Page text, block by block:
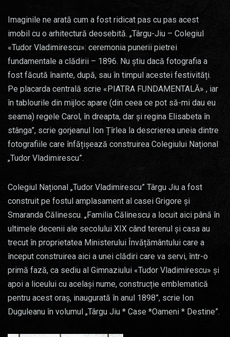
Imaginile ne arată cum a fost ridicat pas cu pas acest
imobil cu o arhitectură deosebită. „Târgu-Jiu – Colegiul
«Tudor Vladimirescu»: ceremonia punerii pietrei
fundamentale a clădirii – 1896. Nu știu dacă fotografia a
fost făcută înainte, după, sau în timpul acestei festivități.
Pe placarda centrală scrie «PIATRA FUNDAMENTALĂ» , iar
în tablourile din mijloc apare (din ceea ce pot să-mi dau eu
seama) regele Carol, în dreapta, dar și regina Elisabeta în
stânga”, scrie gorjeanul Ion Țîrlea la descrierea uneia dintre
fotografiile care înfățișează construirea Colegiului Național
„Tudor Vladimirescu”.
Colegiul Național „Tudor Vladimirescu” Târgu Jiu a fost
construit pe fostul amplasament al casei Grigore și
Smaranda Călinescu. „Familia Călinescu a locuit aici până în
ultimele decenii ale secolului XIX când terenul și casa au
trecut în proprietatea Ministerului Învățământului care a
început construirea aici a unei clădiri care va servi, într-o
primă fază, ca sediu al Gimnaziului «Tudor Vladimirescu» și
apoi a liceului cu același nume, construcție emblematică
pentru acest oraș, inaugurată în anul 1898”, scrie Ion
Duguleanu în volumul „Târgu Jiu * Case *Oameni * Destine”.